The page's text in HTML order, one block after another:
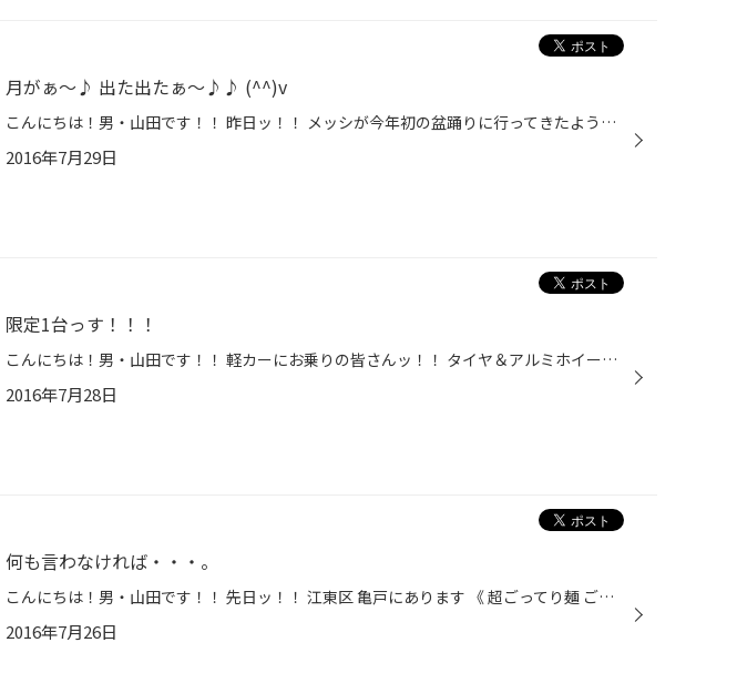
月がぁ～♪ 出た出たぁ～♪♪ (^^)v
こんにちは！男・山田です！！ 昨日ッ！！ メッシが今年初の盆踊りに行ってきたようですよ☆☆ 《 市川市 町内盆踊り祭 》 だそうです♪♪(^^)v 皆さんは今年もう、盆踊りに行かれましたか～？？ 男はまだ行けてないッス。。f(^^;) やっぱり夏は海と盆踊りッ！！ お店の近くで近々開催されないか探して...
2016年7月29日
限定1台っす！！！
こんにちは！男・山田です！！ 軽カーにお乗りの皆さんッ！！ タイヤ＆アルミホイール ( １３インチ ) の超得セットをご用意しましたよ～☆(^o^)/ 超得と言っても、もちろん☆☆ タイヤもアルミホイールも 《 ブリヂストン製 》 ですからね♪♪ 男 的には、 『 ホンダ Ｎシリーズなんかにピッタリでは？...
2016年7月28日
何も言わなければ・・・。
こんにちは！男・山田です！！ 先日ッ！！ 江東区 亀戸にあります 《 超ごってり麺 ごっつ 》 さんに おじゃましてきました～☆☆(^o^)/ 男が２０歳位の時に、錦糸町・亀戸辺りをウロウロしてた頃 良くおじゃましていたお店です♪♪ 現在は、『 麺 中盛り・大盛り・半ライス無料！！ 』っという サービ...
2016年7月26日